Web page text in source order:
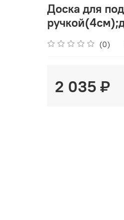
Доска для
(0)
2 035 ₽